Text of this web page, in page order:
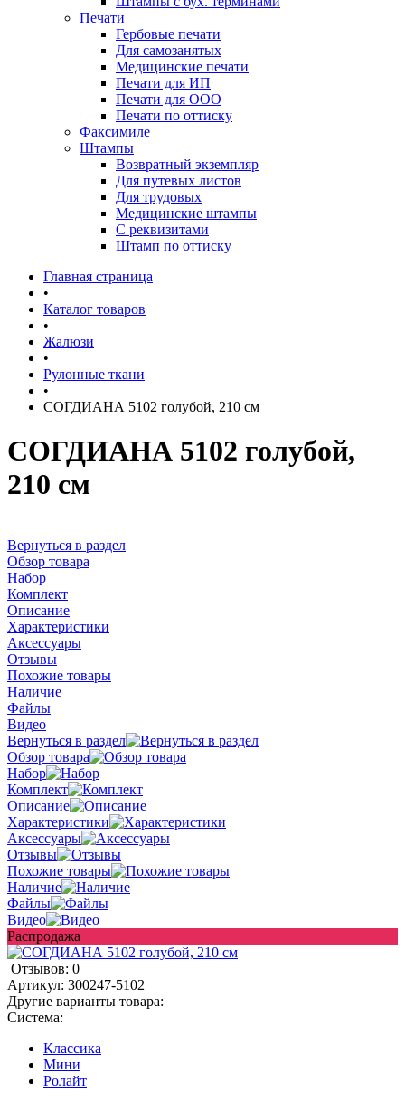
Печати
Гербовые печати
Для самозанятых
Медицинские печати
Печати для ИП
Печати для ООО
Печати по оттиску
Факсимиле
Штампы
Возвратный экземпляр
Для путевых листов
Для трудовых
Медицинские штампы
С реквизитами
Штамп по оттиску
Главная страница
•
Каталог товаров
•
Жалюзи
•
Рулонные ткани
•
СОГДИАНА 5102 голубой, 210 см
СОГДИАНА 5102 голубой,
210 см
Вернуться в раздел
Обзор товара
Набор
Комплект
Описание
Характеристики
Аксессуары
Отзывы
Похожие товары
Наличие
Файлы
Видео
Вернуться в раздел
Обзор товара
Набор
Комплект
Описание
Характеристики
Аксессуары
Отзывы
Похожие товары
Наличие
Файлы
Видео
Распродажа
Отзывов: 0
Артикул: 300247-5102
Другие варианты товара:
Система:
Классика
Мини
Ролайт